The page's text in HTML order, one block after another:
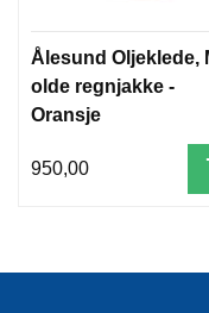
Ålesund Oljeklede,
olde regnjakke -
Oransje
950,00